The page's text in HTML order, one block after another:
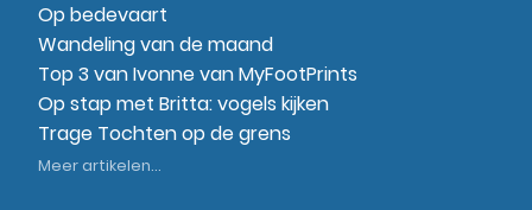
Op bedevaart
Wandeling van de maand
Top 3 van Ivonne van MyFootPrints
Op stap met Britta: vogels kijken
Trage Tochten op de grens
Meer artikelen...